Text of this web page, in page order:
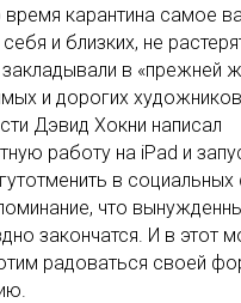
время карантина самое
и близких, не
в «прежней
и дорогих художников
Дэвид Хокни написал
работу на iPad и
в социальных
что
закончатся. И в этот
радоваться своей